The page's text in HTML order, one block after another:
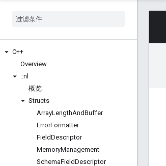
C++
Overview
::nl
概览
Structs
ArrayLengthAndBuffer
ErrorFormatter
FieldDescriptor
MemoryManagement
SchemaFieldDescriptor